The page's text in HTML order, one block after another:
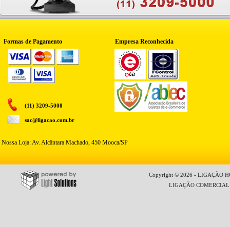
Formas de Pagamento Empresa Reconhecida
(11) 3209-5000
sac@ligacao.com.br
Nossa Loja: Av. Alcântara Machado, 450 Mooca/SP
Copyright © 2026 - LIGAÇÃO
LIGAÇÃO